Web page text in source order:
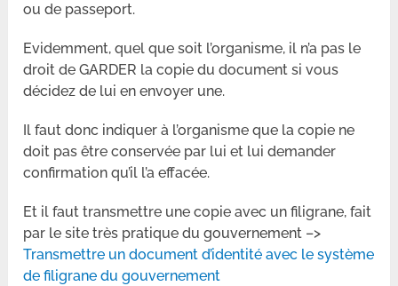
ou de passeport.
Evidemment, quel que soit l’organisme, il n’a pas le
droit de GARDER la copie du document si vous
décidez de lui en envoyer une.
Il faut donc indiquer à l’organisme que la copie ne
doit pas être conservée par lui et lui demander
confirmation qu’il l’a effacée.
Et il faut transmettre une copie avec un filigrane, fait
par le site très pratique du gouvernement –>
Transmettre un document d’identité avec le système
de filigrane du gouvernement